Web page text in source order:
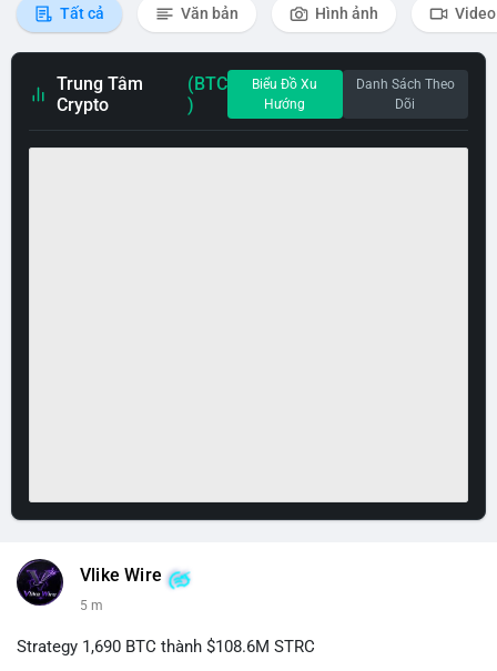
Tất cả Văn bản Hình ảnh Video
Trung Tâm
Crypto
(BTC
)
Biểu Đồ Xu
Hướng
Danh Sách Theo
Dõi
Vlike Wire
5 m
Strategy 1,690 BTC thành $108.6M STRC